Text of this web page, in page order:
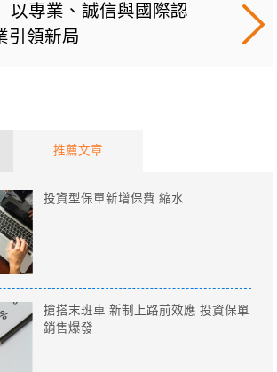
專業、誠信與國際認
領新局
推薦文章
投資型保單新增保費 縮水
搶搭末班車 新制上路前效應 投資保單
銷售爆發